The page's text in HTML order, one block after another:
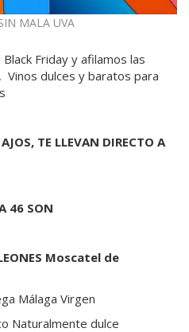
MALA UVA
Friday y afilamos las
dulces y baratos para
TE LLEVAN DIRECTO A
46 SON
Moscatel de
Málaga Virgen
dulce